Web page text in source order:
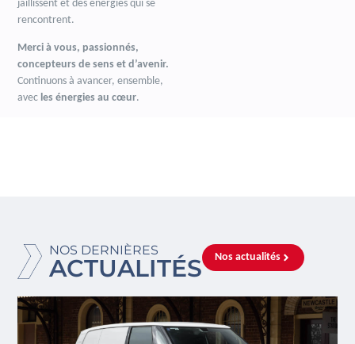
jaillissent et des énergies qui se
rencontrent.
Merci à vous, passionnés,
concepteurs de sens et d’avenir.
Continuons à avancer, ensemble,
avec les énergies au cœur.
NOS DERNIÈRES
ACTUALITÉS Nos actualités